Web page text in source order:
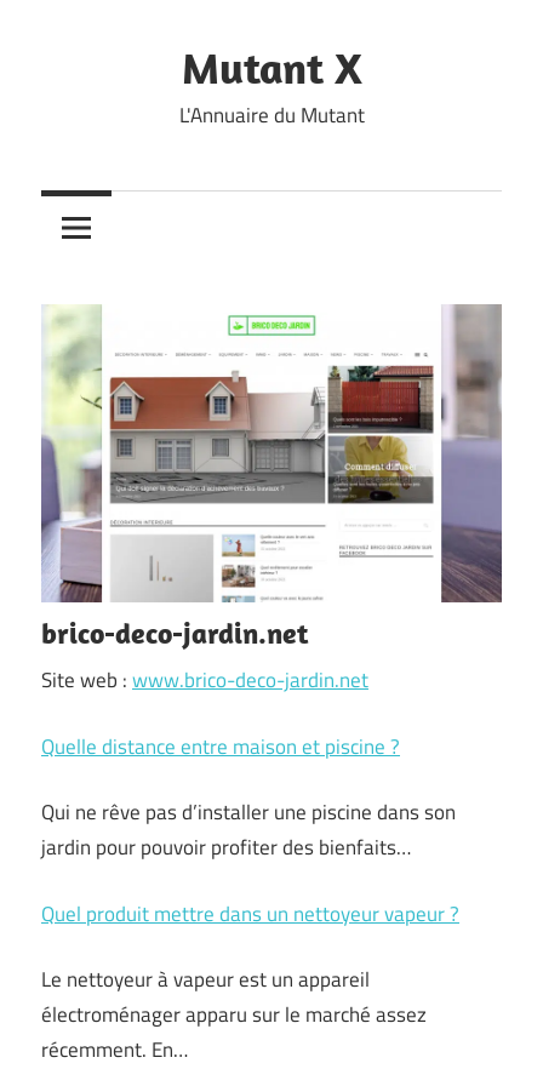
Mutant X
L'Annuaire du Mutant
brico-deco-jardin.net
Site web :www.brico-deco-jardin.net
Quelle distance entre maison et piscine ?
Qui ne rêve pas d’installer une piscine dans son
jardin pour pouvoir profiter des bienfaits…
Quel produit mettre dans un nettoyeur vapeur ?
Le nettoyeur à vapeur est un appareil
électroménager apparu sur le marché assez
récemment. En…